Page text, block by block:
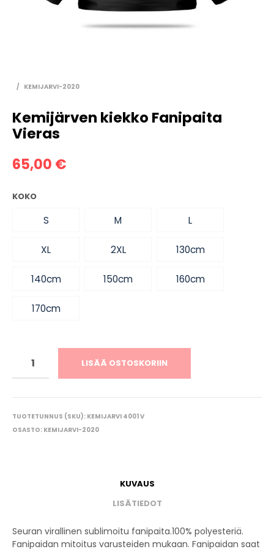
/ KEMIJARVI-2020
Kemijärven kiekko Fanipaita
Vieras
65,00 €
KOKO
S M L
XL 2XL 130cm
140cm 150cm 160cm
170cm
LISÄÄ OSTOSKORIIN
TUOTETUNNUS (SKU): KEMIJARVI 4001 V
OSASTO: KEMIJARVI-2020
KUVAUS
LISÄTIEDOT
Seuran virallinen sublimoitu fanipaita.100% polyesteriä.
Fanipaidan mitoitus varusteiden mukaan. Fanipaidan saat